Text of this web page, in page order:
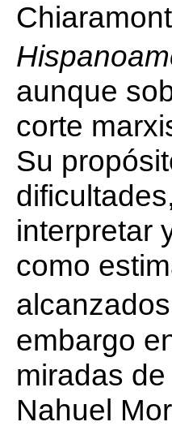
aunque
corte
Su
interpretar
como
embargo
miradas
Nahuel